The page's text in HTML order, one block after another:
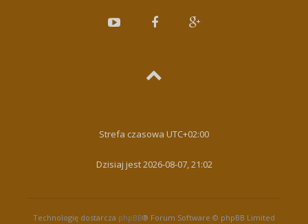
Strefa czasowa UTC+02:00
Dzisiaj jest 2026-08-07, 21:02
Technologię dostarcza phpBB® Forum Software © phpBB Limited